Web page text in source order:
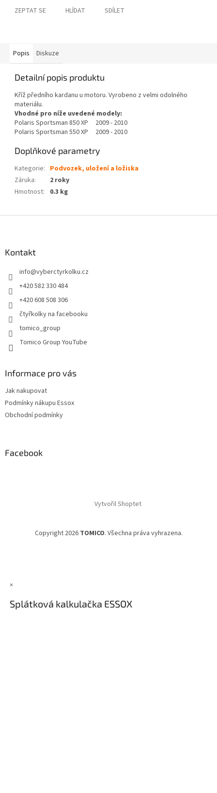
ZEPTAT SE HLÍDAT SDÍLET
Popis Diskuze
Detailní popis produktu
Kříž předního kardanu u motoru. Vyrobeno z velmi odolného
materiálu.
Vhodné pro níže uvedené modely:
Polaris Sportsman 850 XP 2009 - 2010
Polaris Sportsman 550 XP 2009 - 2010
Doplňkové parametry
Kategorie: Podvozek, uložení a ložiska
Záruka:
2 roky
Hmotnost: 0.3 kg
Kontakt
info@vyberctyrkolku.cz
+420 582 330 484
+420 608 508 306
čtyřkolky na facebooku
tomico_group
Tomico Group YouTube
Informace pro vás
Jak nakupovat
Podmínky nákupu Essox
Obchodní podmínky
Facebook
Vytvořil Shoptet
Copyright 2026 TOMICO. Všechna práva vyhrazena.
×
Splátková kalkulačka ESSOX